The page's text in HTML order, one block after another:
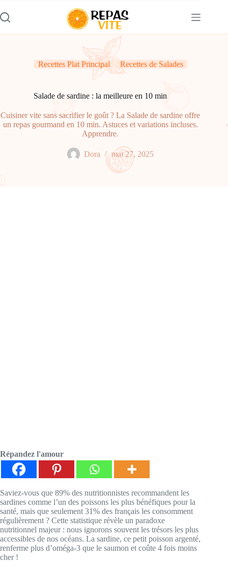
au
contenu
Recettes Plat Principal Recettes de Salades
Salade de sardine : la meilleure en 10 min
Cuisiner vite sans sacrifier le goût ? La Salade de sardine offre
un repas gourmand en 10 min. Astuces et variations incluses.
Apprendre.
Dora mai 27, 2025
Répandez l'amour
Saviez-vous que 89% des nutritionnistes recommandent les
sardines comme l’un des poissons les plus bénéfiques pour la
santé, mais que seulement 31% des français les consomment
régulièrement ? Cette statistique révèle un paradoxe
nutritionnel majeur : nous ignorons souvent les trésors les plus
accessibles de nos océans. La sardine, ce petit poisson argenté,
renferme plus d’oméga-3 que le saumon et coûte 4 fois moins
cher !